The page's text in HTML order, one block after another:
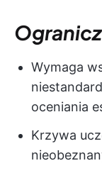
Wymaga
oceniania
Krzywa